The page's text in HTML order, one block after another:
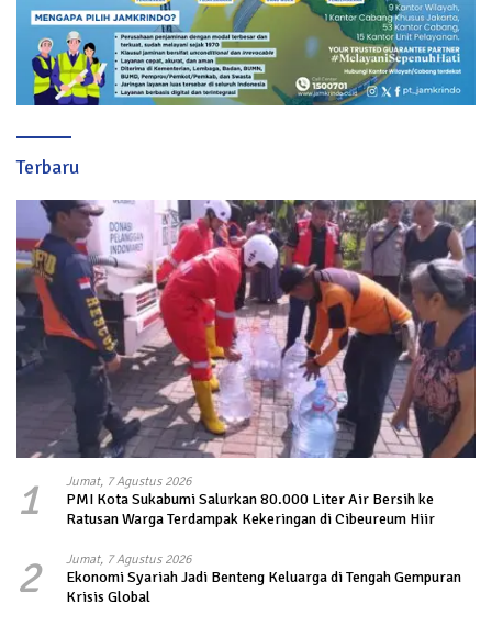
Terbaru
1 Jumat, 7 Agustus 2026
PMI Kota Sukabumi Salurkan 80.000 Liter Air Bersih ke
Ratusan Warga Terdampak Kekeringan di Cibeureum Hiir
2 Jumat, 7 Agustus 2026
Ekonomi Syariah Jadi Benteng Keluarga di Tengah Gempuran
Krisis Global